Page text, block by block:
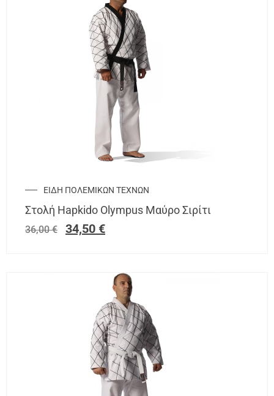
ΕΙΔΗ ΠΟΛΕΜΙΚΩΝ ΤΕΧΝΩΝ
Στολή Hapkido Olympus Μαύρο Σιρίτι
36,00€ 34,50 €